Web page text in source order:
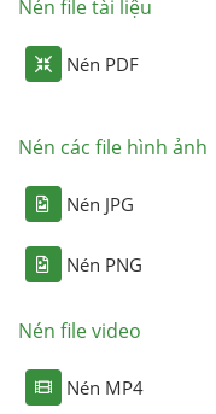
Nén file tài liệu
Nén PDF
Nén các file hình ảnh
Nén JPG
Nén PNG
Nén file video
Nén MP4